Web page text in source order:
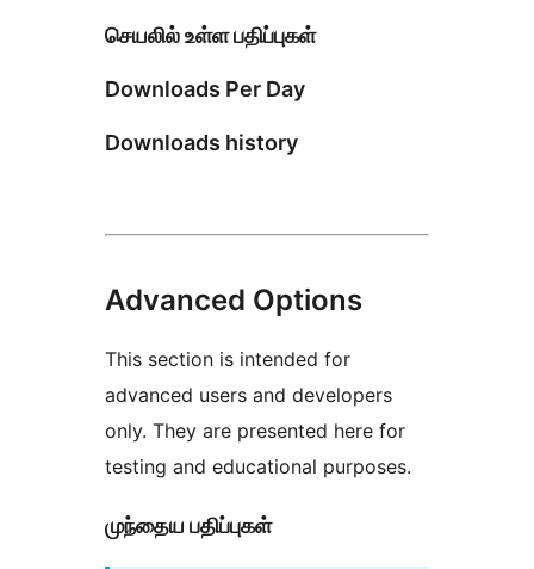
செயலில் உள்ள பதிப்புகள்
Downloads Per Day
Downloads history
Advanced Options
This section is intended for
advanced users and developers
only. They are presented here for
testing and educational purposes.
முந்தைய பதிப்புகள்